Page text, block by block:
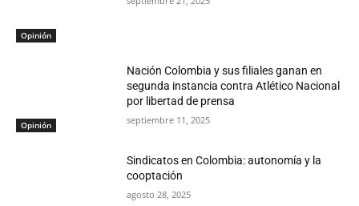
Opinión
Opinión
Nación Colombia y sus filiales ganan en
segunda instancia contra Atlético Nacional
por libertad de prensa
septiembre 11, 2025
Sindicatos en Colombia: autonomía y la
cooptación
agosto 28, 2025